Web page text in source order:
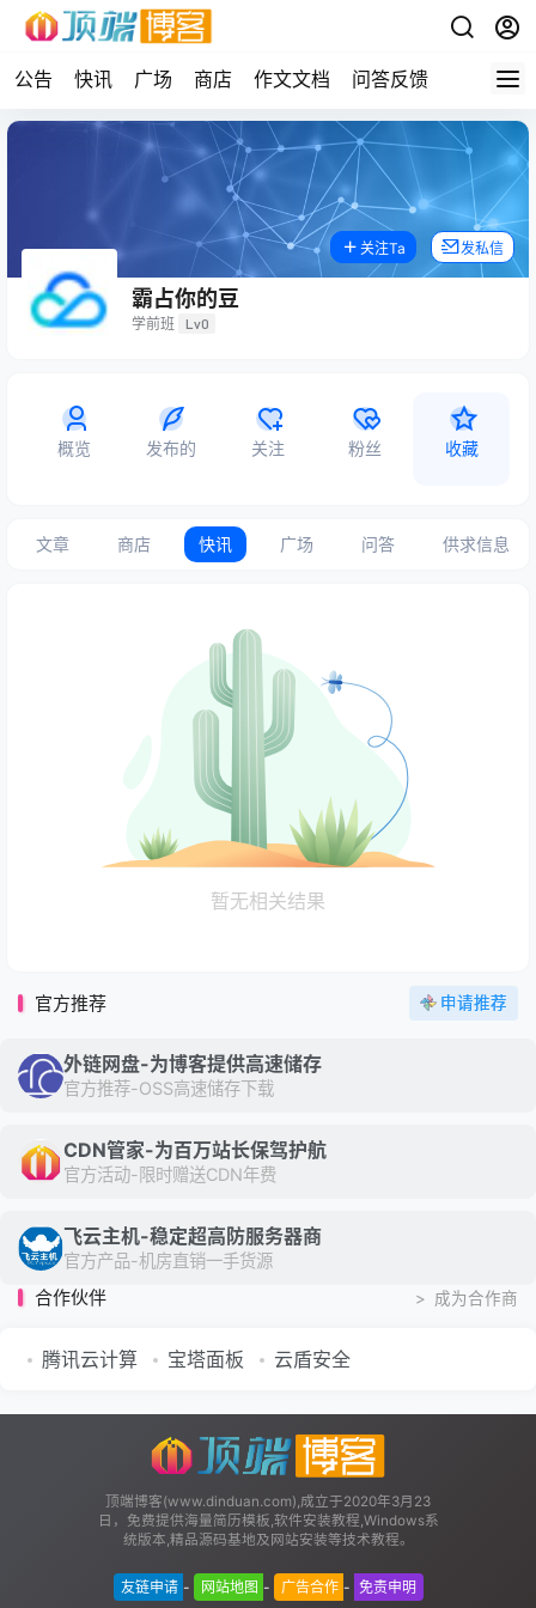
公告 快讯 广场 商店 作文文档 问答反馈
霸占你的豆
学前班 Lv0
关注Ta 发私信
概览 发布的 关注 粉丝 收藏
文章 商店 快讯 广场 问答 供求信息
暂无相关结果
官方推荐 申请推荐
外链网盘-为博客提供高速储存
官方推荐-OSS高速储存下载
CDN管家-为百万站长保驾护航
官方活动-限时赠送CDN年费
飞云主机-稳定超高防服务器商
官方产品-机房直销一手货源
合作伙伴 > 成为合作商
腾讯云计算 宝塔面板 云盾安全
顶端博客(www.dinduan.com),成立于2020年3月23
日，免费提供海量简历模板,软件安装教程,Windows系
统版本,精品源码基地及网站安装等技术教程。
友链申请 - 网站地图 - 广告合作 - 免责申明